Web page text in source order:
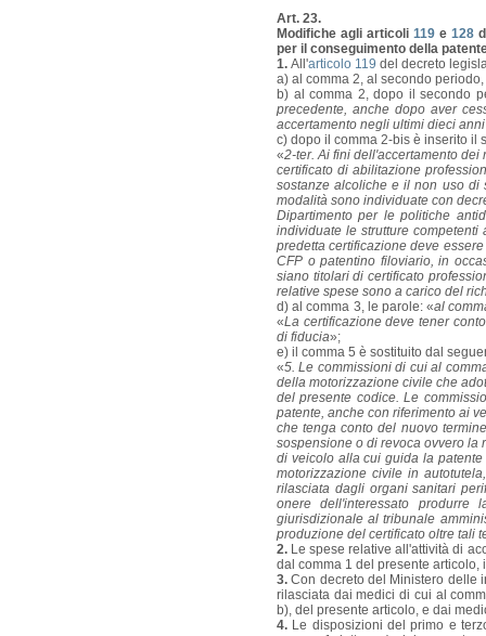
Art. 23.
Modifiche agli articoli 119e 128
per il conseguimento della
1. All'articolo 119 del decreto
a) al comma 2, al secondo
b) al comma 2, dopo il secondo
precedente, anche dopo aver
accertamento negli ultimi dieci
c) dopo il comma 2-bis è inserito il
«2-ter. Ai fini dell'accertamento
certificato di abilitazione
sostanze alcoliche e il non uso di
modalità sono individuate con
Dipartimento per le politiche
individuate le strutture
predetta certificazione deve
CFP o patentino filoviario, in
siano titolari di certificato
relative spese sono a carico del
d) al comma 3, le parole: «al
«La certificazione deve tener
di fiducia»;
e) il comma 5 è sostituito dal
«5. Le commissioni di cui al
della motorizzazione civile che
del presente codice. Le
patente, anche con riferimento ai
che tenga conto del nuovo
sospensione o di revoca ovvero la
di veicolo alla cui guida la
motorizzazione civile in
rilasciata dagli organi sanitari
onere dell'interessato
giurisdizionale al tribunale
produzione del certificato oltre tali
2. Le spese relative all'attività di
dal comma 1 del presente
3. Con decreto del Ministero delle
rilasciata dai medici di cui al
b), del presente articolo, e dai
4. Le disposizioni del primo e